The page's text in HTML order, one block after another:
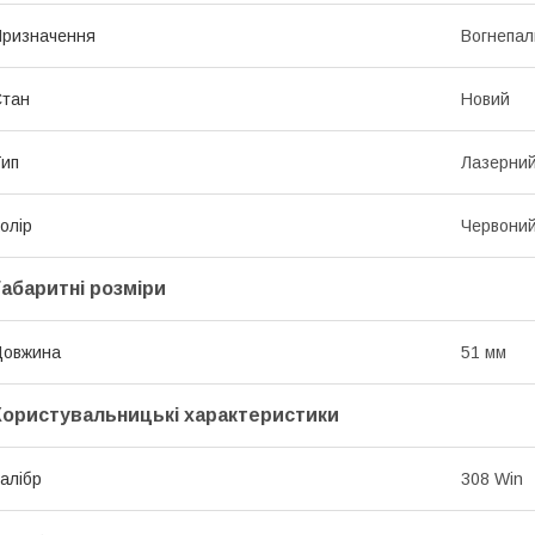
Новий
розміри
51 мм
характеристики
308 Win